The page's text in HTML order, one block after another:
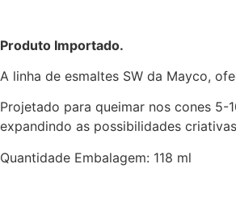
Produto Importado.
A linha de esmaltes SW da Mayco,
Projetado para queimar nos cones
expandindo as possibilidades
Quantidade Embalagem: 118 ml